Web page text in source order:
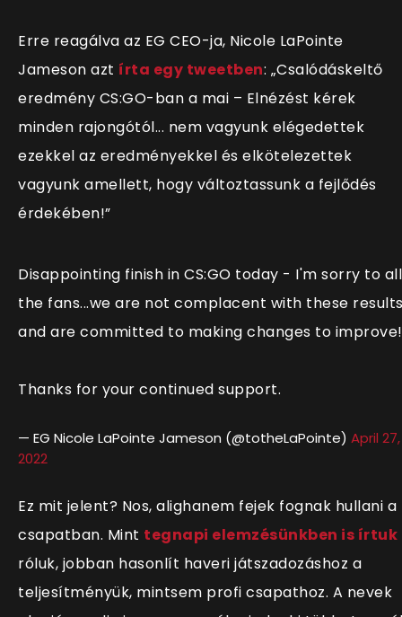
Erre reagálva az EG CEO-ja, Nicole LaPointe
Jameson azt írta egy tweetben: „Csalódáskeltő
eredmény CS:GO-ban a mai – Elnézést kérek
minden rajongótól... nem vagyunk elégedettek
ezekkel az eredményekkel és elkötelezettek
vagyunk amellett, hogy változtassunk a fejlődés
érdekében!”
Disappointing finish in CS:GO today - I'm sorry to all
the fans...we are not complacent with these
and are committed to making changes to improve!
Thanks for your continued support.
— EG Nicole LaPointe Jameson (@totheLaPointe) April 27,
2022
Ez mit jelent? Nos, alighanem fejek fognak hullani a
csapatban. Mint tegnapi elemzésünkben is írtuk
róluk, jobban hasonlít haveri játszadozáshoz a
teljesítményük, mintsem profi csapathoz. A nevek